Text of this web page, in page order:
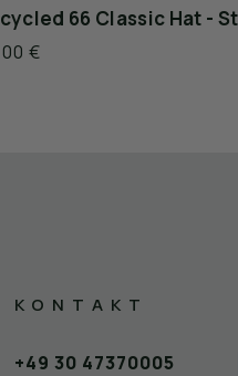
€
KONTAKT
+49 30 47370005